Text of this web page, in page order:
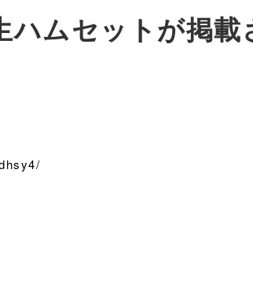
ムセットが掲載